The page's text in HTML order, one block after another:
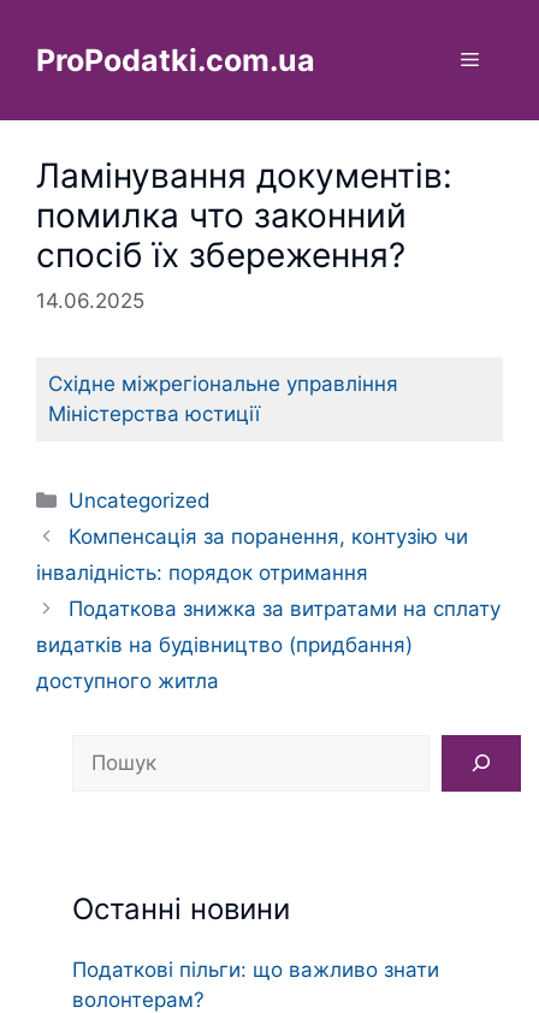
вмістуProPodatki.com.ua Меню
Ламінування документів:
помилка что законний
спосіб їх збереження?
14.06.2025
Східне міжрегіональне управління
Міністерства юстиції
Категорії
Uncategorized
Компенсація за поранення, контузію чи
інвалідність: порядок отримання
Податкова знижка за витратами на сплату
видатків на будівництво (придбання)
доступного житла
Останні новини
Податкові пільги: що важливо знати
волонтерам?